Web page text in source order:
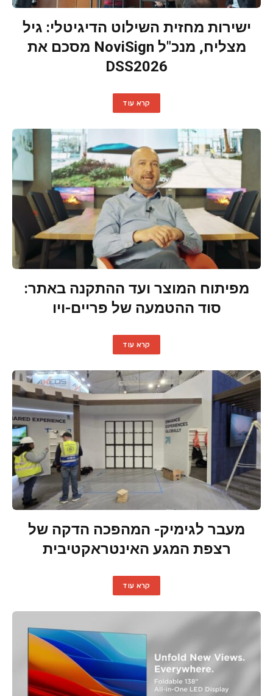
ישירות מחזית השילוט הדיגיטלי: גיל
מצליח, מנכ"ל NoviSign מסכם את
DSS2026
קרא עוד
מפיתוח המוצר ועד ההתקנה באתר:
סוד ההטמעה של פריים-ויו
קרא עוד
מעבר לגימיק- המהפכה הדקה של
רצפת המגע האינטראקטיבית
קרא עוד